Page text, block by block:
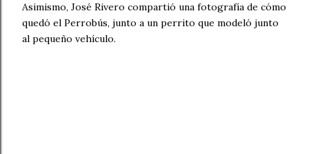
Asimismo, José Rivero compartió una fotografía de cómo
quedó el Perrobús, junto a un perrito que modeló junto
al pequeño vehículo.